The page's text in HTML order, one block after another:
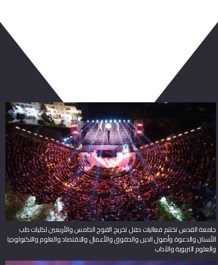
جامعة القدس تختتم فعاليات حفل تخريج الفوج الخامس والأربعين لكليات طب
الأسنان والدعوة وأصول الدين والحقوق والأعمال والاقتصاد والعلوم والتكنولوجيا
والعلوم التربوية والآداب